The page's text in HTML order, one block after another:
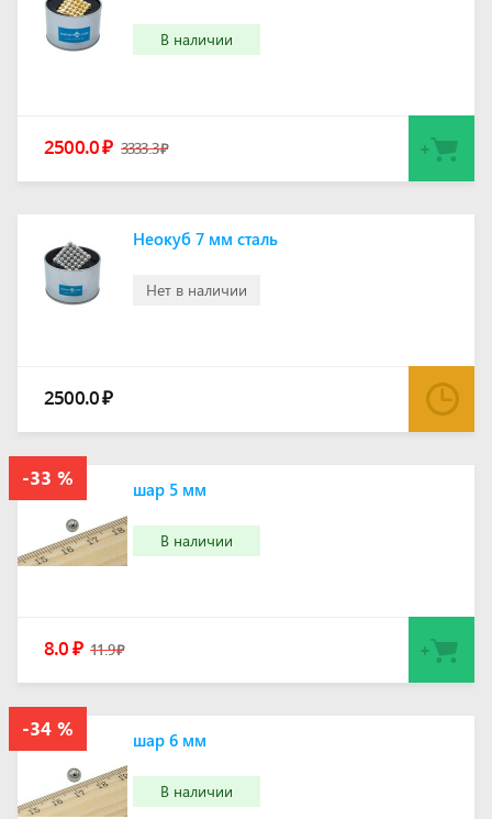
В наличии
2500.0₽ 3333.3₽
Нет в наличии
Неокуб 7 мм сталь
2500.0₽
В наличии
шар 5 мм
8.0 ₽ 11.9₽
В наличии
шар 6 мм